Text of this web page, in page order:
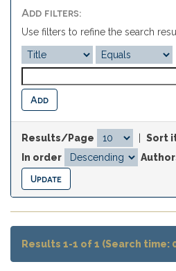
Add filters:
Use filters to refine the search
Results/Page
Sort
In order
Results 1-1 of 1 (Search time: